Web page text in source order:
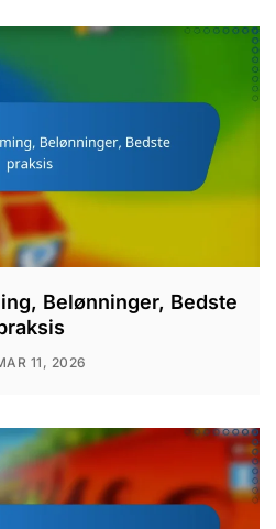
Belønninger, Bedste
11, 2026